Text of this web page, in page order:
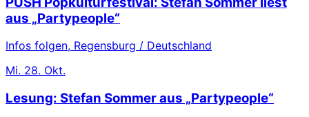
aus „Partypeople“
Infos folgen, Regensburg / Deutschland
Mi. 28. Okt.
Lesung: Stefan Sommer aus „Partypeople“